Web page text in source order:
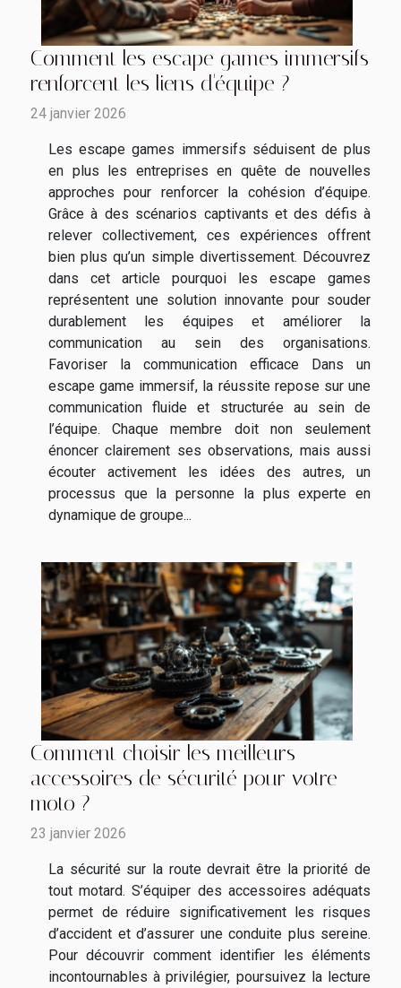
Comment les escape games immersifs
renforcent les liens d'équipe ?
24 janvier 2026
Les escape games immersifs séduisent de plus
en plus les entreprises en quête de nouvelles
approches pour renforcer la cohésion d’équipe.
Grâce à des scénarios captivants et des défis à
relever collectivement, ces expériences offrent
bien plus qu’un simple divertissement. Découvrez
dans cet article pourquoi les escape games
représentent une solution innovante pour souder
durablement les équipes et améliorer la
communication au sein des organisations.
Favoriser la communication efficace Dans un
escape game immersif, la réussite repose sur une
communication fluide et structurée au sein de
l’équipe. Chaque membre doit non seulement
énoncer clairement ses observations, mais aussi
écouter activement les idées des autres, un
processus que la personne la plus experte en
dynamique de groupe...
Comment choisir les meilleurs
accessoires de sécurité pour votre
moto ?
23 janvier 2026
La sécurité sur la route devrait être la priorité de
tout motard. S’équiper des accessoires adéquats
permet de réduire significativement les risques
d’accident et d’assurer une conduite plus sereine.
Pour découvrir comment identifier les éléments
incontournables à privilégier, poursuivez la lecture